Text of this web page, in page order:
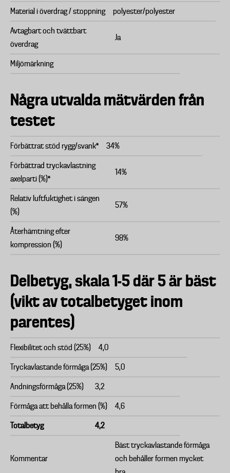
Material i överdrag / stoppning polyester/polyester
Avtagbart och tvättbart
överdrag
Ja
Miljömärkning
Några utvalda mätvärden från
testet
Förbättrat stöd rygg/svank* 34%
Förbättrad tryckavlastning
axelparti (%)*
14%
Relativ luftfuktighet i sängen
(%)
57%
Återhämtning efter
kompression (%)
98%
Delbetyg, skala 1-5 där 5 är bäst
(vikt av totalbetyget inom
parentes)
Flexibilitet och stöd (25%) 4,0
Tryckavlastande förmåga (25%) 5,0
Andningsförmåga (25%) 3,2
Förmåga att behålla formen (%) 4,6
Totalbetyg 4,2
Kommentar
Bäst tryckavlastande förmåga
och behåller formen mycket